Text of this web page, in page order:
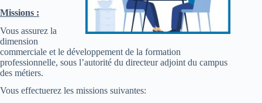
Missions :
Vous assurez la
dimension
commerciale et le développement de la formation
professionnelle, sous l’autorité du directeur adjoint du campus
des métiers.
Vous effectuerez les missions suivantes: